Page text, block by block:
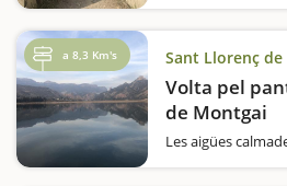
espai de
conèixer els fets
a 8,3 Km's Sant Llorenç
Volta pel
de Montgai
Les aigües